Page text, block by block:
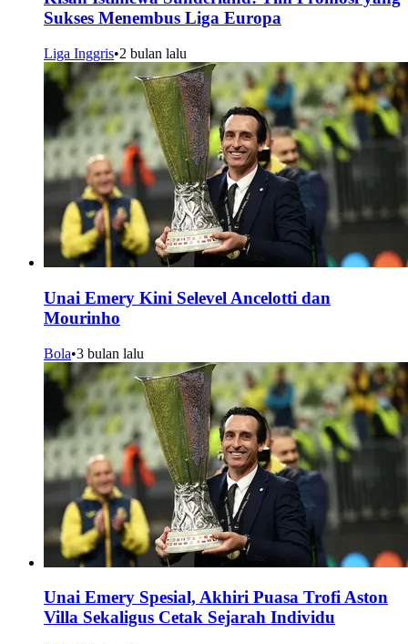
Sukses Menembus Liga Europa
Liga Inggris•2 bulan lalu
Unai Emery Kini Selevel Ancelotti dan
Mourinho
Bola•3 bulan lalu
Unai Emery Spesial, Akhiri Puasa Trofi Aston
Villa Sekaligus Cetak Sejarah Individu